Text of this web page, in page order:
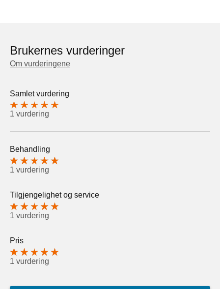
Brukernes vurderinger
Om vurderingene
Samlet vurdering
1 vurdering
Behandling
1 vurdering
Tilgjengelighet og service
1 vurdering
Pris
1 vurdering